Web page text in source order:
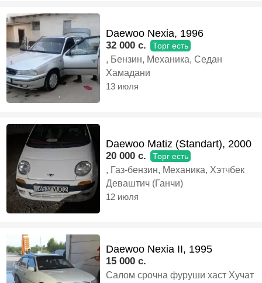
Daewoo Nexia, 1996
32 000 c. Торг есть
, Бензин, Механика, Седан
Хамадани
13 июля
Daewoo Matiz (Standart), 2000
20 000 c. Торг есть
, Газ-бензин, Механика, Хэтчбек
Деваштич (Ганчи)
12 июля
Daewoo Nexia II, 1995
15 000 c.
Салом срочна фуруши хаст Хучат